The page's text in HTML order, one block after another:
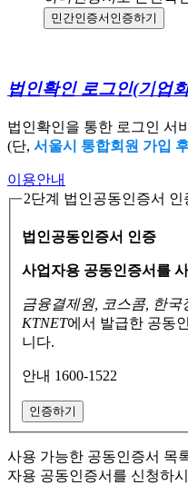
민간인증서 인증하기
법인확인 로그인(기업
법인확인을 통한 로그인 서
(단, 서울시 통합회원 가입
이용안내
2단계 법인공동인증서 인
법인공동인증서 인증
사업자용 공동인증서를
금융결제원, 코스콤, 한
KTNET에서 발급한 공동
니다.
안내 1600-1522
인증하기
사용 가능한 공동인증서 목
자용 공동인증서를 신청하